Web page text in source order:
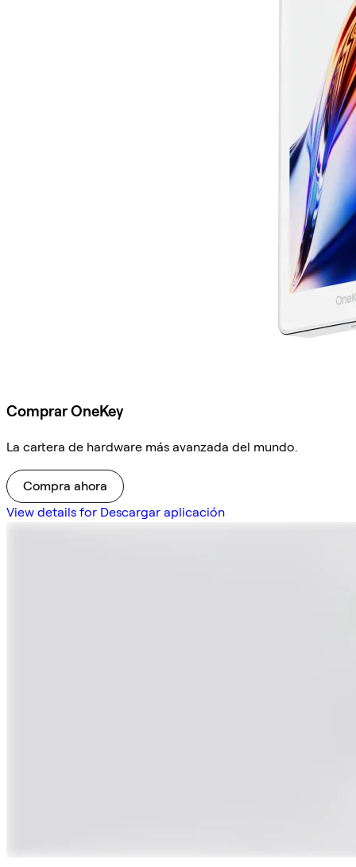
Comprar OneKey
La cartera de hardware más avanzada del mundo.
Compra ahora
View details for Descargar aplicación